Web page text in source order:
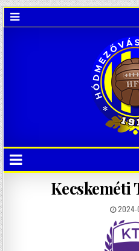
Kecskeméti
2024-